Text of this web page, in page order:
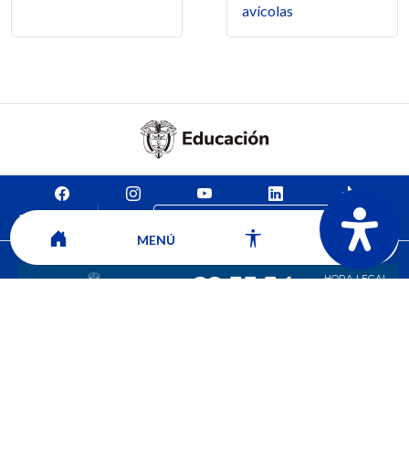
avícolas
Mapa del sitio Ver ubicación y horarios de atención
MENÚ